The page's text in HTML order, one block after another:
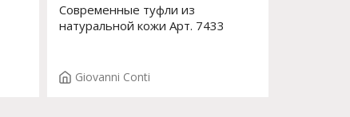
Современные туфли из
натуральной кожи Арт. 7433
Giovanni Conti